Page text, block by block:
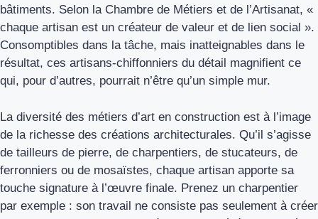
bâtiments. Selon la Chambre de Métiers et de l’Artisanat, «
chaque artisan est un créateur de valeur et de lien social ».
Consomptibles dans la tâche, mais inatteignables dans le
résultat, ces artisans-chiffonniers du détail magnifient ce
qui, pour d’autres, pourrait n’être qu’un simple mur.
La diversité des métiers d’art en construction est à l’image
de la richesse des créations architecturales. Qu’il s’agisse
de tailleurs de pierre, de charpentiers, de stucateurs, de
ferronniers ou de mosaïstes, chaque artisan apporte sa
touche signature à l’œuvre finale. Prenez un charpentier
par exemple : son travail ne consiste pas seulement à créer